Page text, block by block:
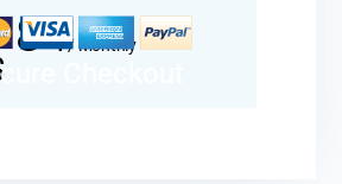
84/Monthly
Checkout